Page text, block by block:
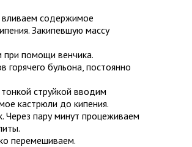
вливаем содержимое
Закипевшую массу
при помощи венчика.
бульона, постоянно
струйкой вводим
кастрюли до кипения.
Через пару минут процеживаем
перемешиваем.